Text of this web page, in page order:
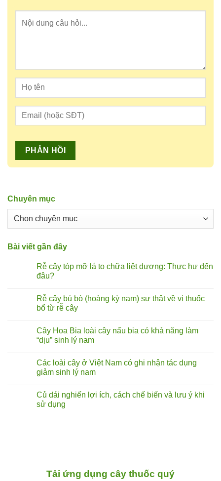
Chuyên mục
Chuyên
Bài viết gần đây
Rễ cây tóp mỡ lá to chữa liệt dương: Thực hư đến
đâu?
bình
luận
ở
tóp
mỡ
lá
liệt
dương:
Thực
đâu?
Rễ cây bú bò (hoàng kỳ nam) sự thật về vị thuốc
bổ từ rễ cây
bình
luận
bú
(hoàng
sự
thật
về
Cây Hoa Bia loài cây nấu bia có khả năng làm
“dịu” sinh lý nam
bình
luận
ở
Bia
loài
cây
Các loài cây ở Việt Nam có ghi nhận tác dụng
giảm sinh lý nam
bình
luận
ở
Củ dái nghiến lợi ích, cách chế biến và lưu ý khi
sử dụng
cách chế biến
Tải ứng dụng cây thuốc quý